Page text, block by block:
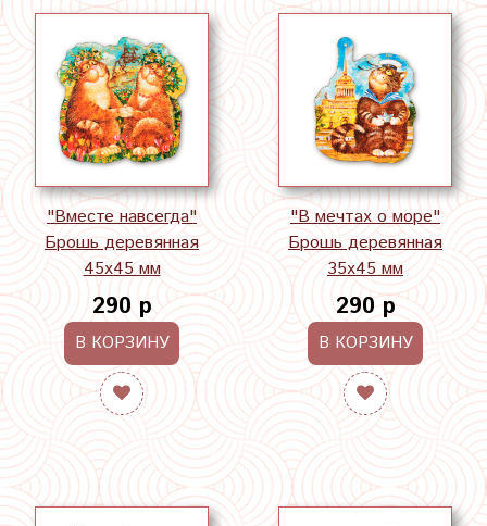
"Вместе навсегда"
Брошь деревянная
45х45 мм
290 р
В КОРЗИНУ
"В мечтах о море"
Брошь деревянная
35х45 мм
290 р
В КОРЗИНУ